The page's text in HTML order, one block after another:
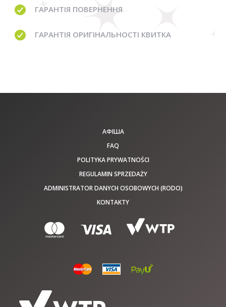
ГАРАНТІЯ ПОВЕРНЕННЯ
ГАРАНТІЯ ОРИГІНАЛЬНОСТІ КВИТКА
АФІША
FAQ
POLITYKA PRYWATNOŚCI
REGULAMIN SPRZEDAŻY
ADMINISTRATOR DANYCH OSOBOWYCH (RODO)
KONTAKTY